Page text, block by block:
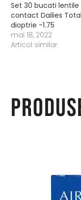
Set 30 bucati lentile
contact Dailies
dioptrie -1.75
mai 18, 2022
Articol similar